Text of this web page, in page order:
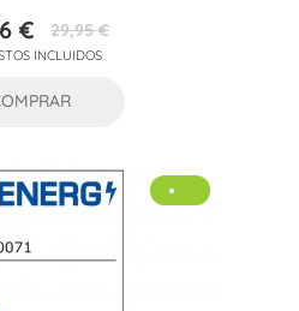
Precio
€Precio
base
29,95 €
INCLUIDOS